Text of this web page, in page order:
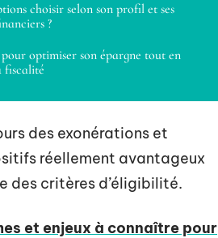
choisir selon son profil et ses
?
optimiser son épargne tout en
des exonérations et
réellement avantageux
des critères d’éligibilité.
et enjeux à connaître pour